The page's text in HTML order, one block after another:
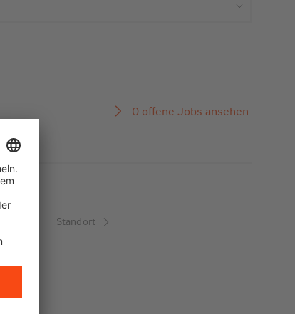
0 offene Jobs ansehen
Standort